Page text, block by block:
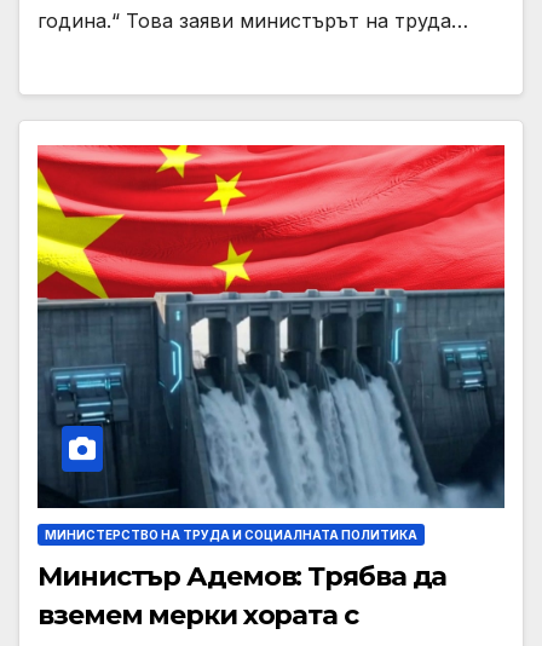
година.“ Това заяви министърът на труда…
МИНИСТЕРСТВО НА ТРУДА И СОЦИАЛНАТА ПОЛИТИКА
Министър Адемов: Трябва да
вземем мерки хората с